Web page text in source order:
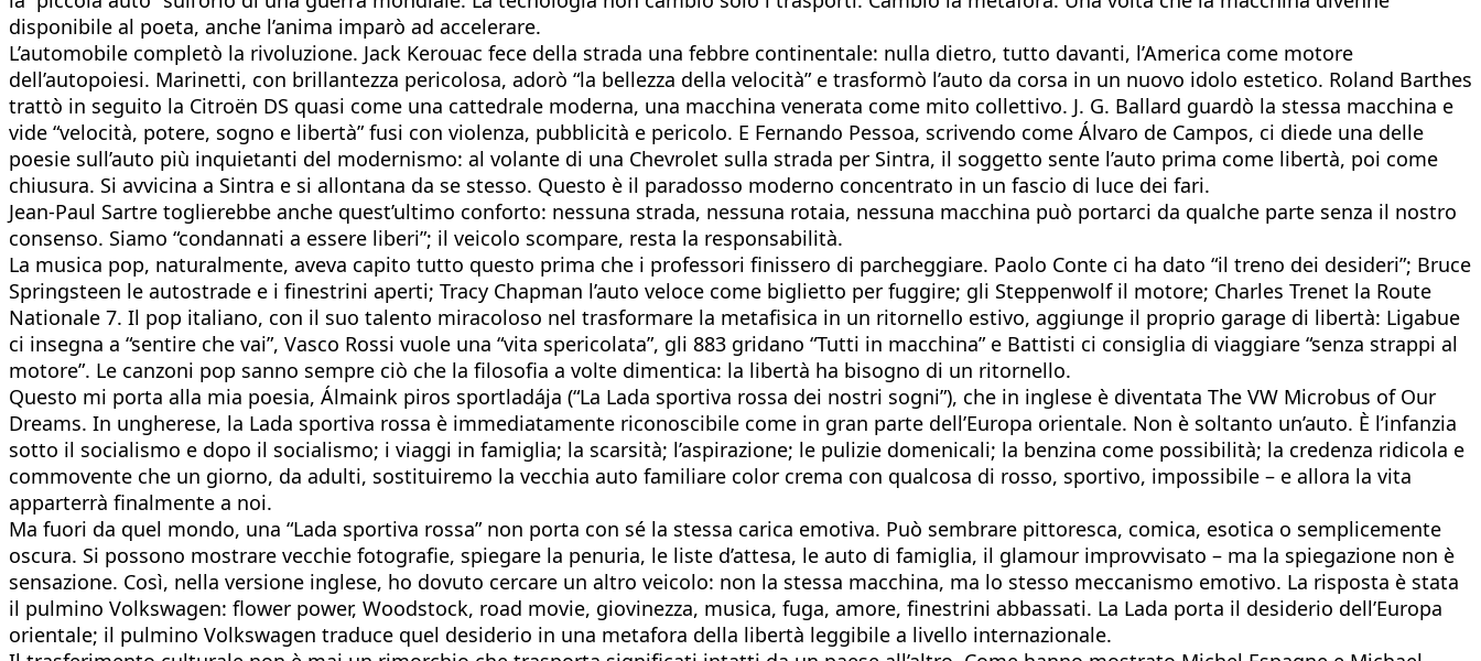
disponibile al poeta, anche l’anima imparò ad accelerare.
L’automobile completò la rivoluzione. Jack Kerouac fece della strada una febbre continentale: nulla dietro, tutto davanti, l’America come motore
dell’autopoiesi. Marinetti, con brillantezza pericolosa, adorò “la bellezza della velocità” e trasformò l’auto da corsa in un nuovo idolo estetico. Roland Barthes
trattò in seguito la Citroën DS quasi come una cattedrale moderna, una macchina venerata come mito collettivo. J. G. Ballard guardò la stessa macchina e
vide “velocità, potere, sogno e libertà” fusi con violenza, pubblicità e pericolo. E Fernando Pessoa, scrivendo come Álvaro de Campos, ci diede una delle
poesie sull’auto più inquietanti del modernismo: al volante di una Chevrolet sulla strada per Sintra, il soggetto sente l’auto prima come libertà, poi come
chiusura. Si avvicina a Sintra e si allontana da se stesso. Questo è il paradosso moderno concentrato in un fascio di luce dei fari.
Jean‑Paul Sartre toglierebbe anche quest’ultimo conforto: nessuna strada, nessuna rotaia, nessuna macchina può portarci da qualche parte senza il nostro
consenso. Siamo “condannati a essere liberi”; il veicolo scompare, resta la responsabilità.
La musica pop, naturalmente, aveva capito tutto questo prima che i professori finissero di parcheggiare. Paolo Conte ci ha dato “il treno dei desideri”; Bruce
Springsteen le autostrade e i finestrini aperti; Tracy Chapman l’auto veloce come biglietto per fuggire; gli Steppenwolf il motore; Charles Trenet la Route
Nationale 7. Il pop italiano, con il suo talento miracoloso nel trasformare la metafisica in un ritornello estivo, aggiunge il proprio garage di libertà: Ligabue
ci insegna a “sentire che vai”, Vasco Rossi vuole una “vita spericolata”, gli 883 gridano “Tutti in macchina” e Battisti ci consiglia di viaggiare “senza strappi al
motore”. Le canzoni pop sanno sempre ciò che la filosofia a volte dimentica: la libertà ha bisogno di un ritornello.
Questo mi porta alla mia poesia, Álmaink piros sportladája (“La Lada sportiva rossa dei nostri sogni”), che in inglese è diventata The VW Microbus of Our
Dreams. In ungherese, la Lada sportiva rossa è immediatamente riconoscibile come in gran parte dell’Europa orientale. Non è soltanto un’auto. È l’infanzia
sotto il socialismo e dopo il socialismo; i viaggi in famiglia; la scarsità; l’aspirazione; le pulizie domenicali; la benzina come possibilità; la credenza ridicola e
commovente che un giorno, da adulti, sostituiremo la vecchia auto familiare color crema con qualcosa di rosso, sportivo, impossibile – e allora la vita
apparterrà finalmente a noi.
Ma fuori da quel mondo, una “Lada sportiva rossa” non porta con sé la stessa carica emotiva. Può sembrare pittoresca, comica, esotica o semplicemente
oscura. Si possono mostrare vecchie fotografie, spiegare la penuria, le liste d’attesa, le auto di famiglia, il glamour improvvisato – ma la spiegazione non è
sensazione. Così, nella versione inglese, ho dovuto cercare un altro veicolo: non la stessa macchina, ma lo stesso meccanismo emotivo. La risposta è stata
il pulmino Volkswagen: flower power, Woodstock, road movie, giovinezza, musica, fuga, amore, finestrini abbassati. La Lada porta il desiderio dell’Europa
orientale; il pulmino Volkswagen traduce quel desiderio in una metafora della libertà leggibile a livello internazionale.